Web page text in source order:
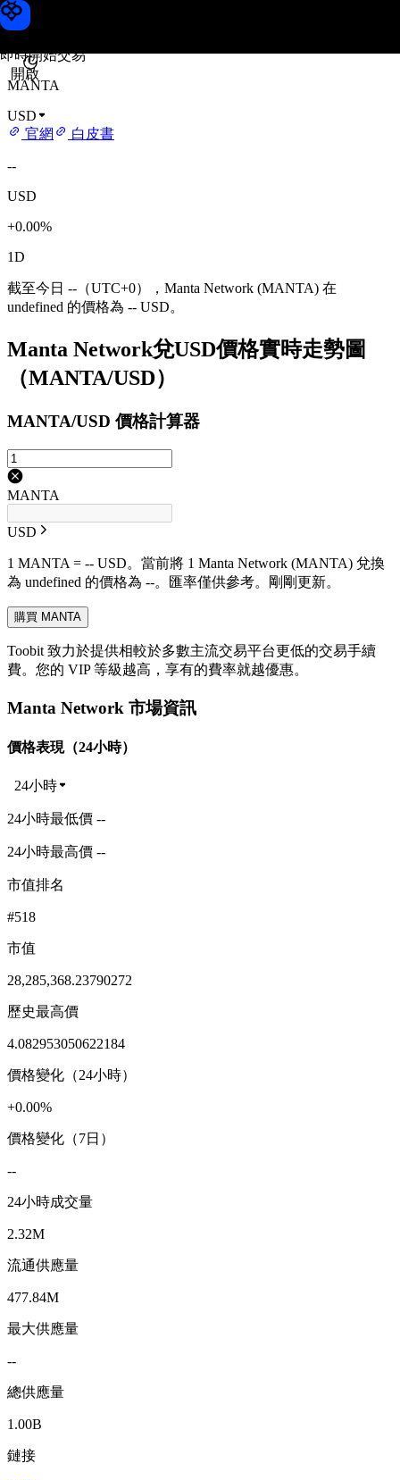
即時開始交易
開啟
Manta Network 價格
MANTA
USD
官網
白皮書
--
USD
+0.00%
1D
截至今日 --（UTC+0），Manta Network (MANTA) 在
undefined 的價格為 -- USD。
Manta Network兌USD價格實時走勢圖
（MANTA/USD）
MANTA/USD 價格計算器
MANTA
USD
1 MANTA = -- USD。當前將 1 Manta Network (MANTA) 兌換
為 undefined 的價格為 --。匯率僅供參考。剛剛更新。
購買 MANTA
Toobit 致力於提供相較於多數主流交易平台更低的交易手續
費。您的 VIP 等級越高，享有的費率就越優惠。
Manta Network 市場資訊
價格表現（24小時）
24小時
24小時最低價 --
24小時最高價 --
市值排名
#518
市值
28,285,368.23790272
歷史最高價
4.082953050622184
價格變化（24小時）
+0.00%
價格變化（7日）
--
24小時成交量
2.32M
流通供應量
477.84M
最大供應量
--
總供應量
1.00B
鏈接